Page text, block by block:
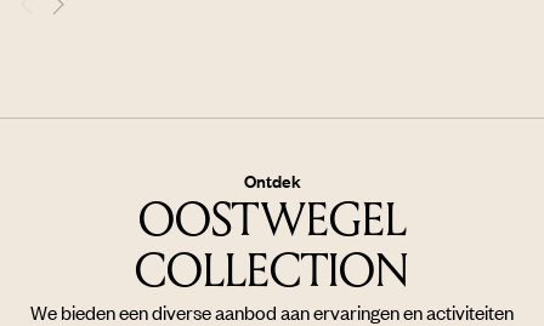
Ontdek
OOSTWEGEL
COLLECTION
We bieden een diverse aanbod aan ervaringen en activiteiten